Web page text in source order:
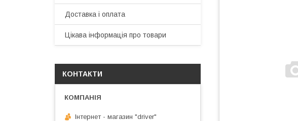
Доставка і оплата
Цікава інформація про товари
КОНТАКТИ
Інтернет - магазин "driver"